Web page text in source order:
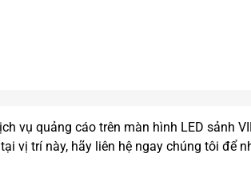
vụ quảng cáo trên màn hình LED sảnh
vị trí này, hãy liên hệ ngay chúng tôi để